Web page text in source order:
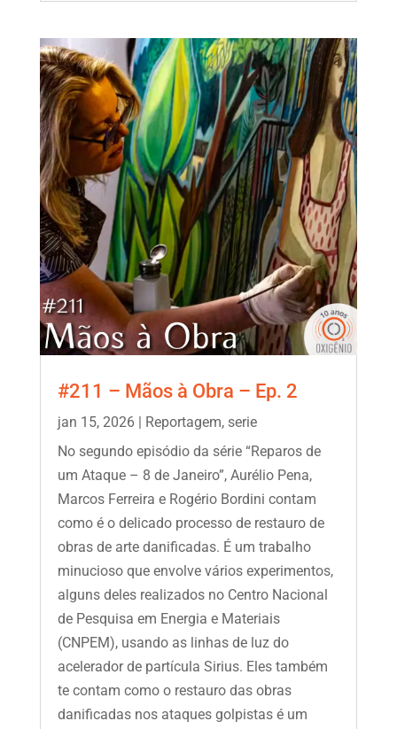
#211 – Mãos à Obra – Ep. 2
jan 15, 2026| Reportagem, serie
No segundo episódio da série “Reparos de
um Ataque – 8 de Janeiro”, Aurélio Pena,
Marcos Ferreira e Rogério Bordini contam
como é o delicado processo de restauro de
obras de arte danificadas. É um trabalho
minucioso que envolve vários experimentos,
alguns deles realizados no Centro Nacional
de Pesquisa em Energia e Materiais
(CNPEM), usando as linhas de luz do
acelerador de partícula Sirius. Eles também
te contam como o restauro das obras
danificadas nos ataques golpistas é um